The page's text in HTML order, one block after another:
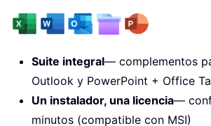
Suite integral— complementos
Outlook y PowerPoint + Office
Un instalador, una licencia—
minutos (compatible con MSI)